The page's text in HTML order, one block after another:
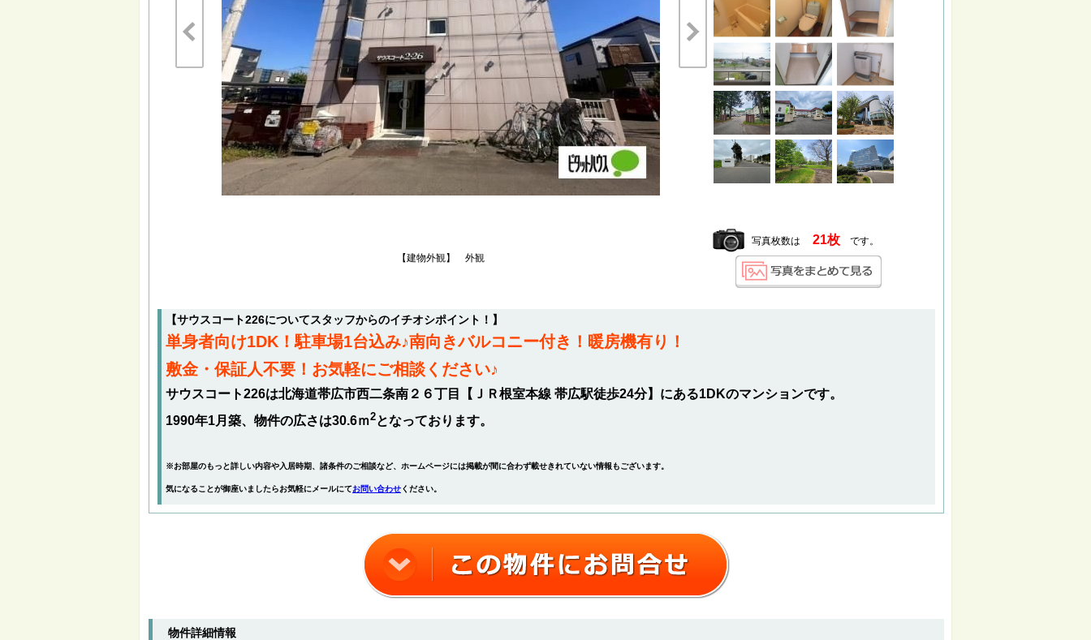
【建物外観】 外観
写真枚数は 21枚です。
【サウスコート226についてスタッフからのイチオシポイント！】
単身者向け1DK！駐車場1台込み♪南向きバルコニー付き！暖房機有り！
敷金・保証人不要！お気軽にご相談ください♪
サウスコート226は北海道帯広市西二条南２６丁目【ＪＲ根室本線 帯広駅徒歩24分】にある1DKのマンションです。
1990年1月築、物件の広さは30.6ｍ2となっております。
※お部屋のもっと詳しい内容や入居時期、諸条件のご相談など、ホームページには掲載が間に合わず載せきれていない情報もございます。
気になることが御座いましたらお気軽にメールにてお問い合わせください。
物件詳細情報